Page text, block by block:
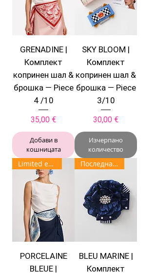
GRENADINE |
Комплект
копринен шал &
брошка — Piece
4 /10
Цена
35,00 €
Добави в
кошницата
SKY BLOOM |
Комплект
копринен шал &
брошка — Piece
3/10
Цена
30,00 €
Изчерпано
количество
Limited edition
PORCELAINE
BLEUE |
Последна бройка
BLEU MARINE |
Комплект